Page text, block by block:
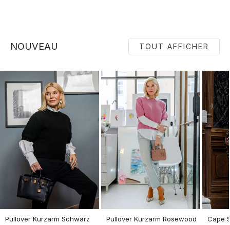
NOUVEAU TOUT AFFICHER
Pullover Kurzarm Schwarz Pullover Kurzarm Rosewood Cape